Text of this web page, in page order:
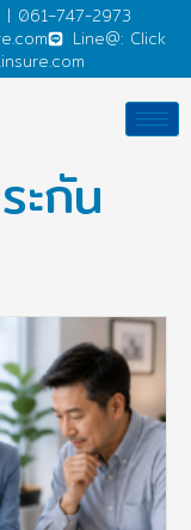
| 061–747-2973
Line@: Click
ะกัน